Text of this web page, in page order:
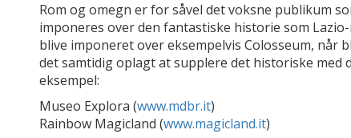
Rom og omegn er for såvel det voksne publikum
imponeres over den fantastiske historie som
blive imponeret over eksempelvis Colosseum,
det samtidig oplagt at supplere det historiske
eksempel:
Museo Explora (www.mdbr.it)
Rainbow Magicland (www.magicland.it)